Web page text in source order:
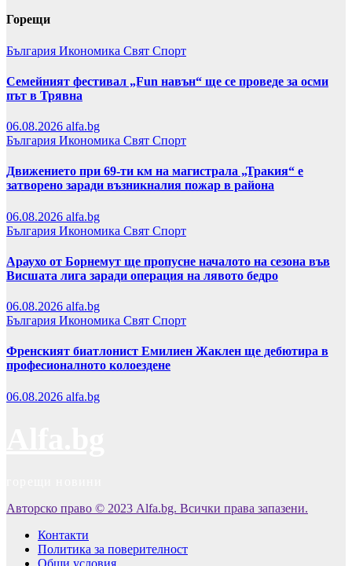
Горещи
България Икономика Свят Спорт
Семейният фестивал „Fun навън“ ще се проведе за осми
път в Трявна
06.08.2026 alfa.bg
България Икономика Свят Спорт
Движението при 69-ти км на магистрала „Тракия“ е
затворено заради възникналия пожар в района
06.08.2026 alfa.bg
България Икономика Свят Спорт
Араухо от Борнемут ще пропусне началото на сезона във
Висшата лига заради операция на лявото бедро
06.08.2026 alfa.bg
България Икономика Свят Спорт
Френският биатлонист Емилиен Жаклен ще дебютира в
професионалното колоездене
06.08.2026 alfa.bg
Авторско право © 2023 Alfa.bg. Всички права запазени.
Контакти
Политика за поверителност
Общи условия